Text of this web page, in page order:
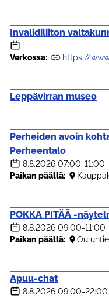
Invalidiliiton
Verkossa: https://
Leppävirran museo
Perheiden avoin
Perheentalo
8.8.2026 07:00-11:00
Paikan päällä:
POKKA PITÄÄ -
8.8.2026 09:00-11:00
Paikan päällä:
Apuu-chat
8.8.2026 09:00-22:00